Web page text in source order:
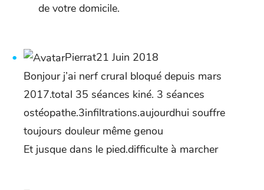
de votre domicile.
Pierrat21 Juin 2018
Bonjour j’ai nerf crural bloqué depuis mars
2017.total 35 séances kiné. 3 séances
ostéopathe.3infiltrations.aujourdhui souffre
toujours douleur même genou
Et jusque dans le pied.difficulte à marcher